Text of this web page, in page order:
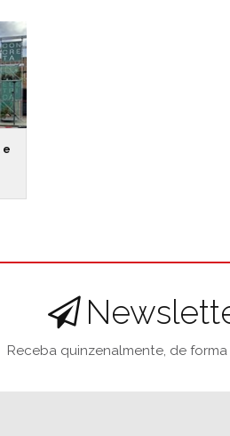
e
Receba quinzenalmente, de